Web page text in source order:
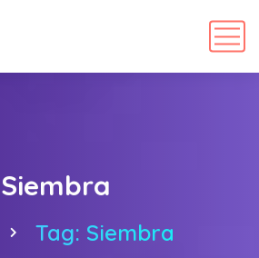
de herramientas
Siembra
Tag: Siembra